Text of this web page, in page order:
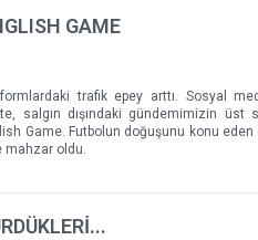
GAME
trafik epey arttı. Sosyal
salgın dışındaki gündemimizin üst
Game. Futbolun doğuşunu konu
mahzar oldu.